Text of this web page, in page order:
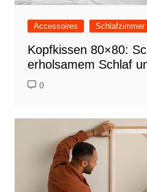
Accessoires Schlafzimmer
Kopfkissen 80×80:
erholsamem Schlaf
0